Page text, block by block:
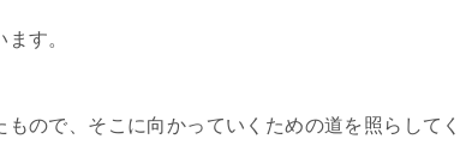
す。
ので、そこに向かっていくための道を照らしてく